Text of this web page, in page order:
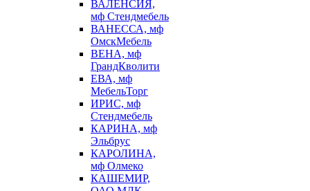
ВАЛЕНСИЯ,
мф Стендмебель
ВАНЕССА, мф
ОмскМебель
ВЕНА, мф
ГрандКволити
ЕВА, мф
МебельТорг
ИРИС, мф
Стендмебель
КАРИНА, мф
Эльбрус
КАРОЛИНА,
мф Олмеко
КАШЕМИР,